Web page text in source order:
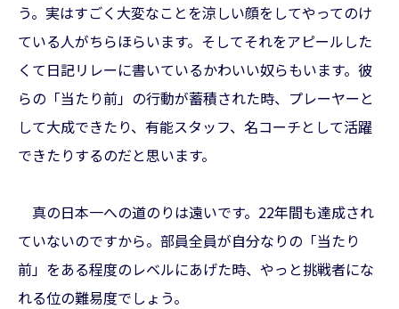
う。実はすごく大変なことを涼しい顔をしてやってのけ
ている人がちらほらいます。そしてそれをアピールした
くて日記リレーに書いているかわいい奴らもいます。彼
らの「当たり前」の行動が蓄積された時、プレーヤーと
して大成できたり、有能スタッフ、名コーチとして活躍
できたりするのだと思います。
真の日本一への道のりは遠いです。22年間も達成され
ていないのですから。部員全員が自分なりの「当たり
前」をある程度のレベルにあげた時、やっと挑戦者にな
れる位の難易度でしょう。